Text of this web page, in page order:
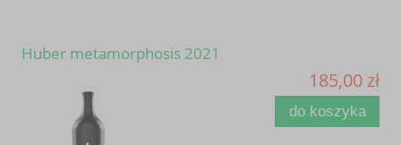
Huber metamorphosis 2021
185,00 zł
do koszyka